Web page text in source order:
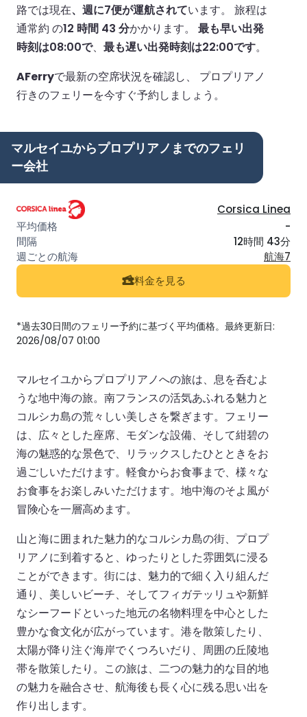
路では現在、週に7便が運航されています。 旅程は
通常約 の12 時間 43 分かかります。 最も早い出発
時刻は08:00で、 最も遅い出発時刻は22:00です。
AFerryで最新の空席状況を確認し、 プロプリアノ
行きのフェリーを今すぐ予約しましょう。
マルセイユからプロプリアノまでのフェリ
ー会社
Corsica Linea
-
12時間 43分
航海7
料金を見る
*過去30日間のフェリー予約に基づく平均価格。最終更新日:
2026/08/07 01:00
マルセイユからプロプリアノへの旅は、息を呑むよ
うな地中海の旅。南フランスの活気あふれる魅力と
コルシカ島の荒々しい美しさを繋ぎます。フェリー
は、広々とした座席、モダンな設備、そして紺碧の
海の魅惑的な景色で、リラックスしたひとときをお
過ごしいただけます。軽食からお食事まで、様々な
お食事をお楽しみいただけます。地中海のそよ風が
冒険心を一層高めます。
山と海に囲まれた魅力的なコルシカ島の街、プロプ
リアノに到着すると、ゆったりとした雰囲気に浸る
ことができます。街には、魅力的で細く入り組んだ
通り、美しいビーチ、そしてフィガテッリュや新鮮
なシーフードといった地元の名物料理を中心とした
豊かな食文化が広がっています。港を散策したり、
太陽が降り注ぐ海岸でくつろいだり、周囲の丘陵地
帯を散策したり。この旅は、二つの魅力的な目的地
の魅力を融合させ、航海後も長く心に残る思い出を
作り出します。